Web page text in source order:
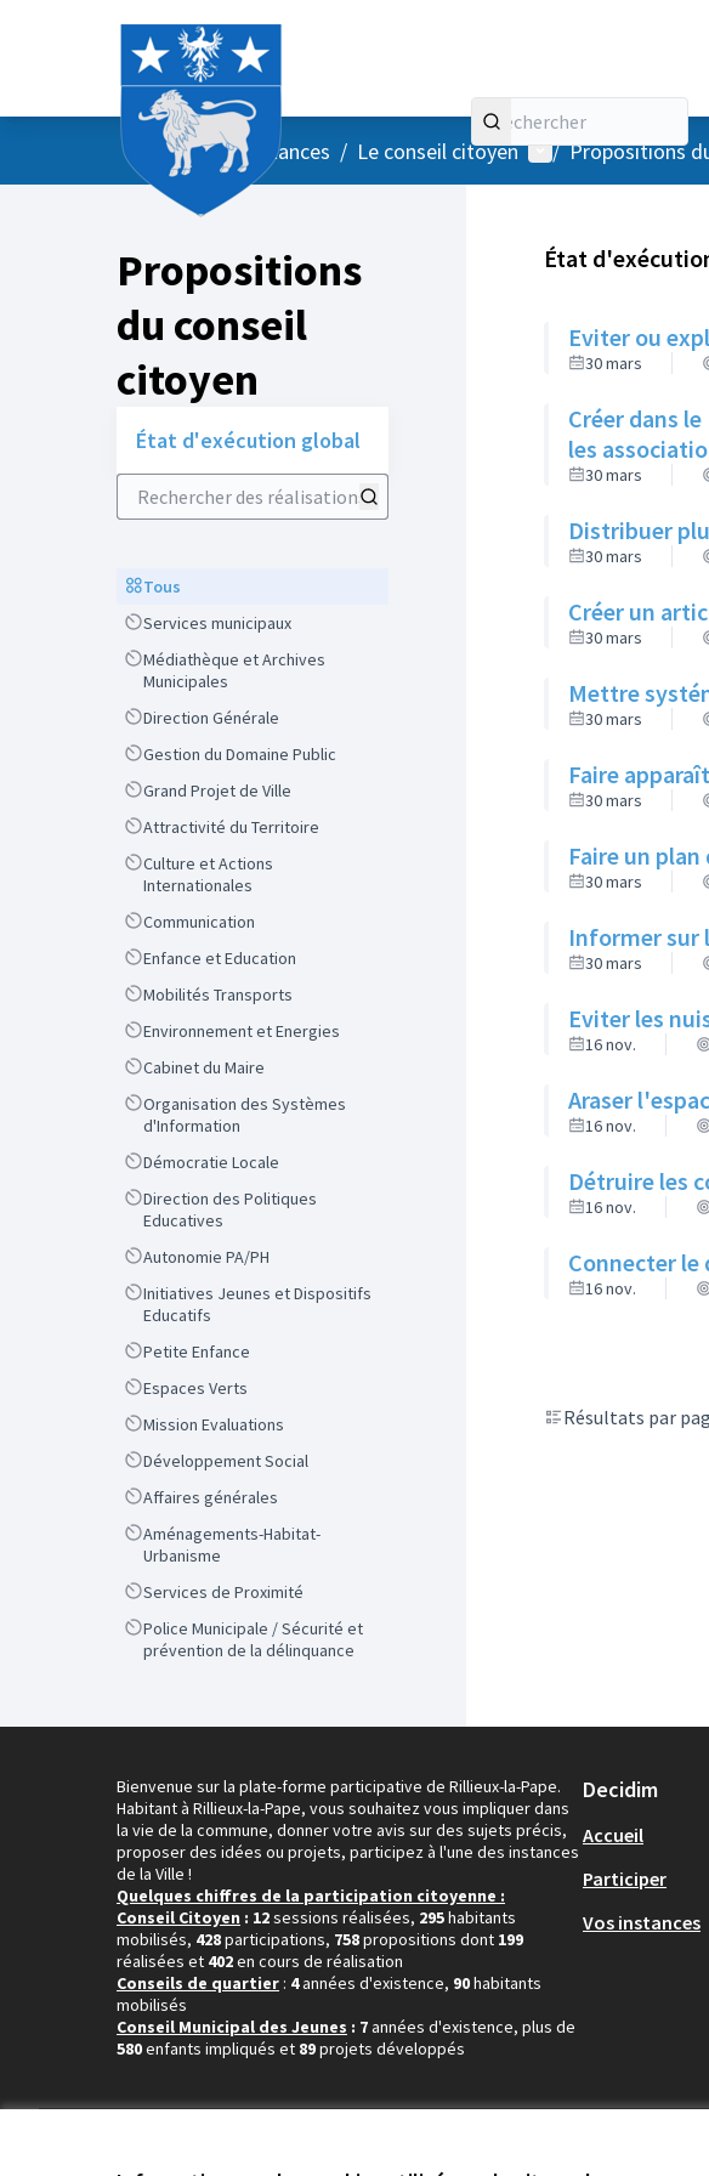
AccueilMenu principal
/ Vos instances / Le conseil citoyen Menu utilisateur
/ Propositions
Propositions
du conseil
citoyen
État d'exécution global
Rechercher des réalisations
ScopeTous
ScopeServices municipaux
Scope
Médiathèque et Archives
Municipales
ScopeDirection Générale
ScopeGestion du Domaine Public
ScopeGrand Projet de Ville
ScopeAttractivité du Territoire
Scope
Culture et Actions
Internationales
ScopeCommunication
ScopeEnfance et Education
ScopeMobilités Transports
ScopeEnvironnement et Energies
ScopeCabinet du Maire
Scope
Organisation des Systèmes
d'Information
ScopeDémocratie Locale
Scope
Direction des Politiques
Educatives
ScopeAutonomie PA/PH
Scope
Initiatives Jeunes et Dispositifs
Educatifs
ScopePetite Enfance
ScopeEspaces Verts
ScopeMission Evaluations
ScopeDéveloppement Social
ScopeAffaires générales
Scope
Aménagements-Habitat-
Urbanisme
ScopeServices de Proximité
Scope
Police Municipale / Sécurité et
prévention de la délinquance
État
Eviter ou
30 mars
Créer dans
les
30 mars
Distribuer
30 mars
Créer un
30 mars
Mettre
30 mars
Faire
30 mars
Faire un
30 mars
Informer sur
30 mars
Eviter les
16 nov.
Araser
16 nov.
Détruire les
16 nov.
Connecter
16 nov.
Résultats par
Bienvenue sur la plate-forme participative de Rillieux-la-Pape.
Habitant à Rillieux-la-Pape, vous souhaitez vous impliquer dans
la vie de la commune, donner votre avis sur des sujets précis,
proposer des idées ou projets, participez à l'une des instances
de la Ville !
Quelques chiffres de la participation citoyenne :
Conseil Citoyen : 12sessions réalisées, 295habitants
mobilisés, 428participations, 758propositions dont 199
réalisées et 402en cours de réalisation
Conseils de quartier : 4années d'existence, 90habitants
mobilisés
Conseil Municipal des Jeunes : 7années d'existence, plus de
580enfants impliqués et 89projets développés
Decidim
Accueil
Participer
Vos instances